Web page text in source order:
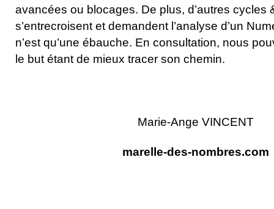
avancées ou blocages. De plus, d’autres cycles
s’entrecroisent et demandent l’analyse d’un
n’est qu’une ébauche. En consultation, nous
le but étant de mieux tracer son chemin.
Marie-Ange VINCENT
marelle-des-nombres.com